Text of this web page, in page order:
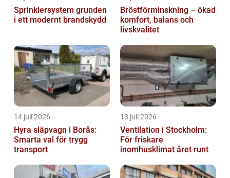
Sprinklersystem grunden
i ett modernt brandskydd
Bröstförminskning – ökad
komfort, balans och
livskvalitet
14 juli 2026
Hyra släpvagn i Borås:
Smarta val för trygg
transport
13 juli 2026
Ventilation i Stockholm:
För friskare
inomhusklimat året runt